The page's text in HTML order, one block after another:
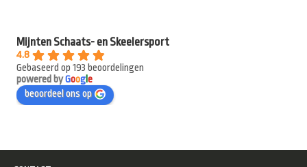
Mijnten Schaats- en Skeelersport
4.8
Gebaseerd op 193 beoordelingen
powered byGooge
beoordeel ons op